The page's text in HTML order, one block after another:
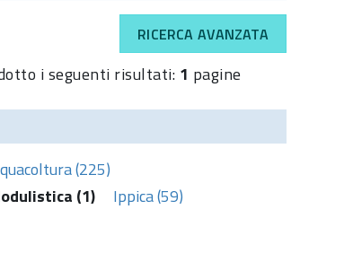
RICERCA AVANZATA
i seguenti risultati: 1 pagine
(225)
(1)
Ippica (59)